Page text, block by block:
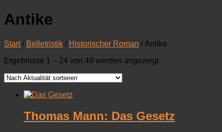
Antike
Start/ Belletristik / Historischer Roman / Antike
Ergebnisse 1 – 24 von 49 werden angezeigtNach
Thomas Mann: Das Gesetz